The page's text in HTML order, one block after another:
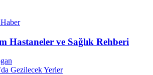
Hastaneler ve Sağlık Rehberi
Gezilecek Yerler